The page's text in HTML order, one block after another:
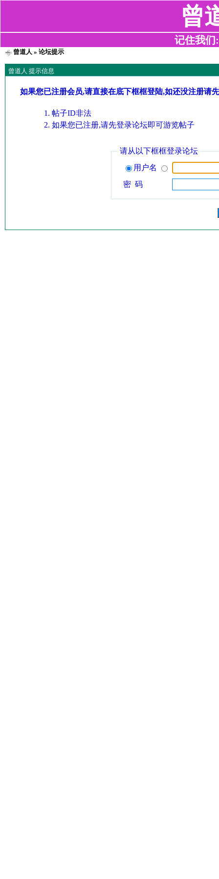
曾
记住我们
曾道人 » 论坛提示
曾道人 提示信息
如果您已注册会员,请直接在底下框框登陆,如还没注册请
帖子ID非法
如果您已注册,请先登录论坛即可游览帖子
请从以下框框登录论坛
用户名
密 码